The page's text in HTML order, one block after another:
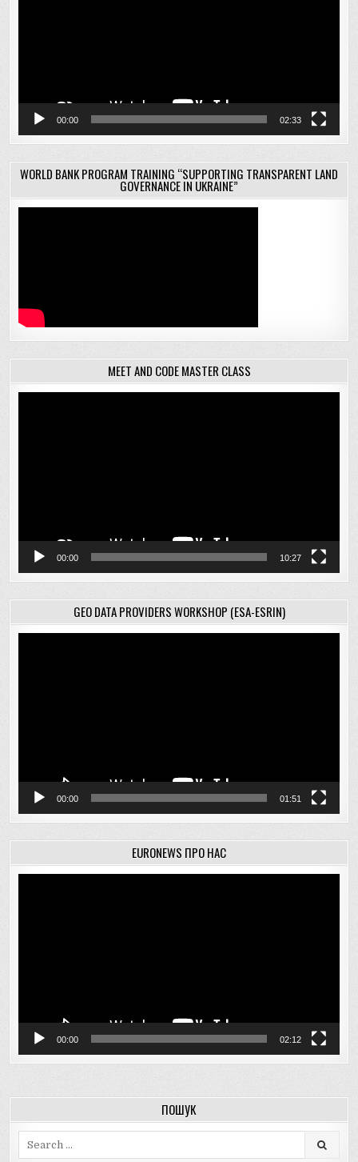
00:00 02:33
WORLD BANK PROGRAM TRAINING “SUPPORTING TRANSPARENT LAND
GOVERNANCE IN UKRAINE”
MEET AND CODE MASTER CLASS
00:00 10:27
GEO DATA PROVIDERS WORKSHOP (ESA-ESRIN)
00:00 01:51
EURONEWS ПРО НАС
00:00 02:12
ПОШУК